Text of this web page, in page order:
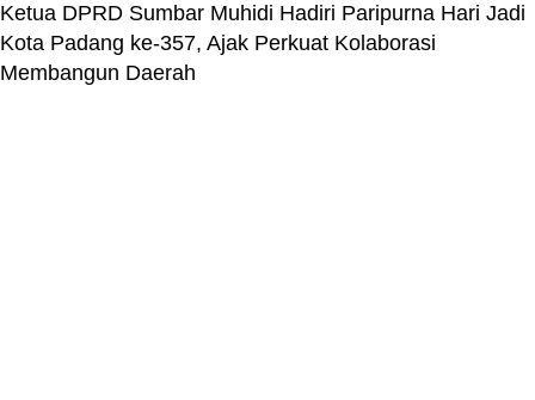
Ketua DPRD Sumbar Muhidi Hadiri Paripurna Hari Jadi
Kota Padang ke-357, Ajak Perkuat Kolaborasi
Membangun Daerah